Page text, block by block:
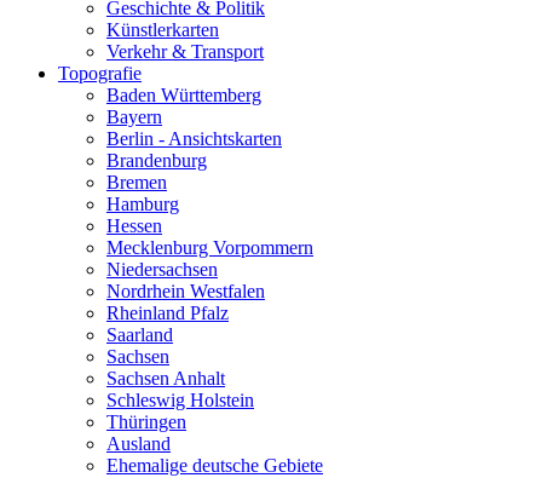
Geschichte & Politik
Künstlerkarten
Verkehr & Transport
Topografie
Baden Württemberg
Bayern
Berlin - Ansichtskarten
Brandenburg
Bremen
Hamburg
Hessen
Mecklenburg Vorpommern
Niedersachsen
Nordrhein Westfalen
Rheinland Pfalz
Saarland
Sachsen
Sachsen Anhalt
Schleswig Holstein
Thüringen
Ausland
Ehemalige deutsche Gebiete